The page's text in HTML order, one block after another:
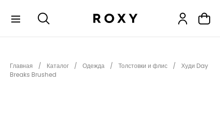
НОВИНКИ
Главная Каталог Одежда Толстовки и флис
Худи Day
Breaks Brushed